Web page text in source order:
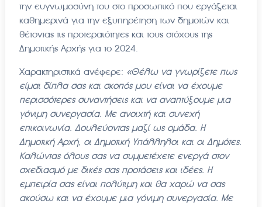
την ευγνωμοσύνη του στο προσωπικό που εργάζεται
καθημερινά για την εξυπηρέτηση των δημοτών και
θέτοντας τις προτεραιότητες και τους στόχους της
Δημοτικής Αρχής για το 2024.
Χαρακτηριστικά ανέφερε: «Θέλω να γνωρίζετε πως
είμαι δίπλα σας και σκοπός μου είναι να έχουμε
περισσότερες συναντήσεις και να αναπτύξουμε μια
γόνιμη συνεργασία. Με ανοιχτή και συνεχή
επικοινωνία. Δουλεύοντας μαζί ως ομάδα. Η
Δημοτική Αρχή, οι Δημοτική Υπάλληλοι και οι Δημότες.
Καλώντας όλους σας να συμμετέχετε ενεργά στον
σχεδιασμό με δικές σας προτάσεις και ιδέες. Η
εμπειρία σας είναι πολύτιμη και θα χαρώ να σας
ακούσω και να έχουμε μια γόνιμη συνεργασία. Με